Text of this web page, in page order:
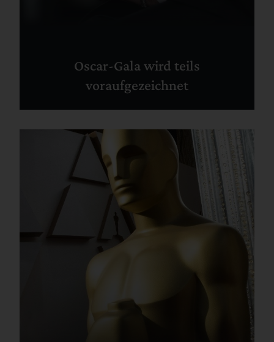
Oscar-Gala wird teils
voraufgezeichnet